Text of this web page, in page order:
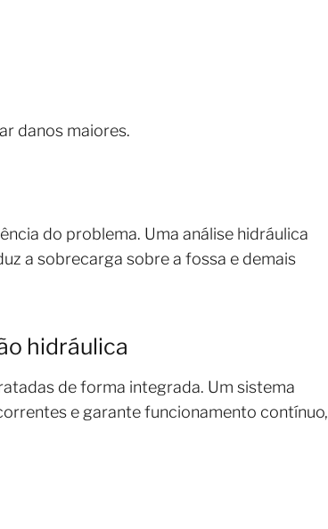
danos maiores.
do problema. Uma análise hidráulica
a sobrecarga sobre a fossa e demais
hidráulica
de forma integrada. Um sistema
e garante funcionamento contínuo,